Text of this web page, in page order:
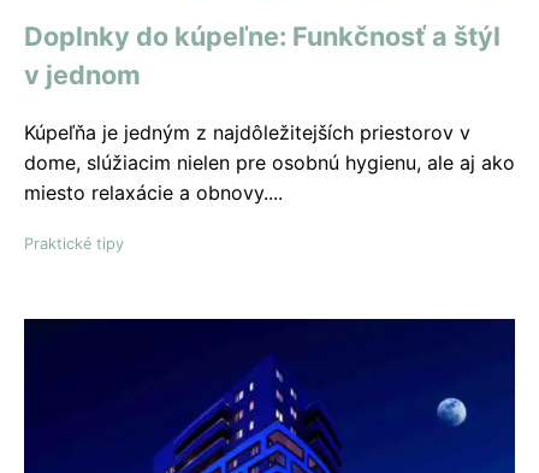
Doplnky do kúpeľne: Funkčnosť a štýl
v jednom
Kúpeľňa je jedným z najdôležitejších priestorov v
dome, slúžiacim nielen pre osobnú hygienu, ale aj ako
miesto relaxácie a obnovy....
Praktické tipy